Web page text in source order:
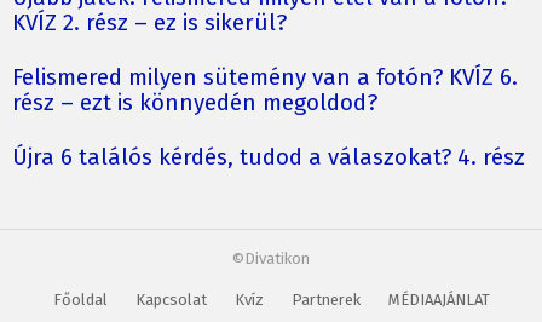
KVÍZ 2. rész – ez is sikerül?
Felismered milyen sütemény van a fotón? KVÍZ 6.
rész – ezt is könnyedén megoldod?
Újra 6 találós kérdés, tudod a válaszokat? 4. rész
©Divatikon
Főoldal Kapcsolat Kvíz Partnerek MÉDIAAJÁNLAT